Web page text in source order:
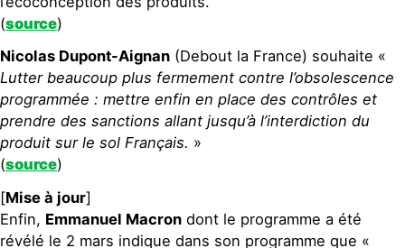
(source)
Nicolas Dupont-Aignan (Debout la France) souhaite «
Lutter beaucoup plus fermement contre l’obsolescence
programmée : mettre enfin en place des contrôles et
prendre des sanctions allant jusqu’à l’interdiction du
produit sur le sol Français. »
(source)
[Mise à jour]
Enfin, Emmanuel Macron dont le programme a été
révélé le 2 mars indique dans son programme que «